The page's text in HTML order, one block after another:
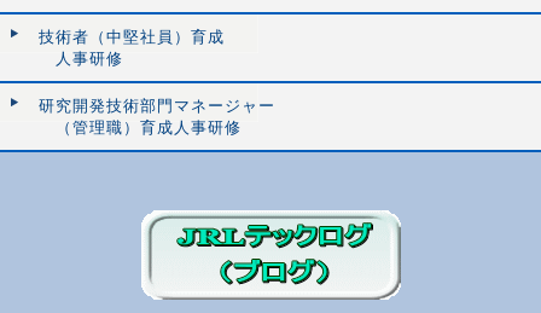
技術者（中堅社員）育成
人事研修
研究開発技術部門マネージャー
（管理職）育成人事研修